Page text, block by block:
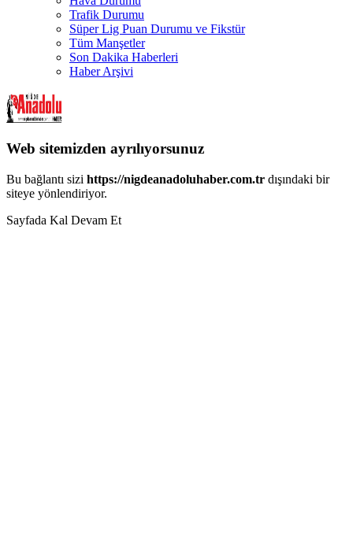
Trafik Durumu
Süper Lig Puan Durumu ve Fikstür
Tüm Manşetler
Son Dakika Haberleri
Haber Arşivi
Web sitemizden ayrılıyorsunuz
Bu bağlantı sizi https://nigdeanadoluhaber.com.tr dışındaki bir
siteye yönlendiriyor.
Sayfada Kal Devam Et